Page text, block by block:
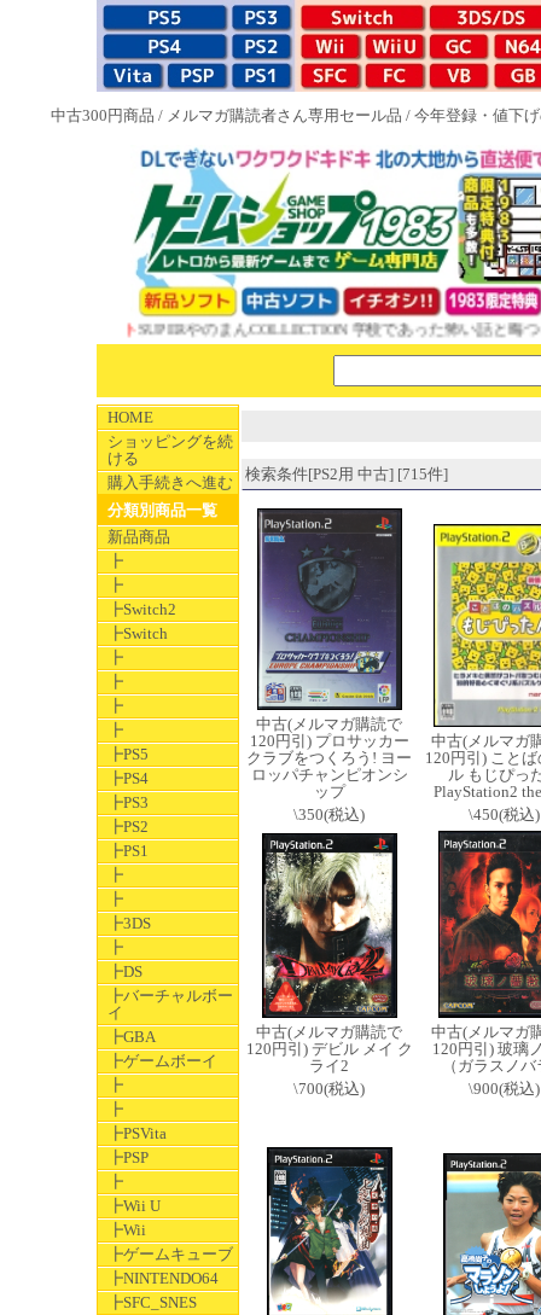
中古300円商品 / メルマガ購読者さん専用セール品 / 今年登録・値下
SUPERやのまんCOLLECTION 学校であった怖い話と晦󠄀つき
HOME
ショッピングを続
ける
購入手続きへ進む
分類別商品一覧
新品商品
┣
┣
┣Switch2
┣Switch
┣
┣
┣
┣
┣PS5
┣PS4
┣PS3
┣PS2
┣PS1
┣
┣
┣3DS
┣
┣DS
┣バーチャルボー
イ
┣GBA
┣ゲームボーイ
┣
┣
┣PSVita
┣PSP
┣
┣Wii U
┣Wii
┣ゲームキューブ
┣NINTENDO64
┣SFC_SNES
検索条件[PS2用 中古] [715件]
中古(メルマガ購読で
120円引) プロサッカー
クラブをつくろう! ヨー
ロッパチャンピオンシ
ップ
\350(税込)
中古(メルマガ
120円引) こと
ル もじぴっ
PlayStation2
\450(税込)
中古(メルマガ購読で
120円引) デビル メイ ク
ライ2
\700(税込)
中古(メルマガ
120円引) 玻璃
（ガラスノバ
\900(税込)